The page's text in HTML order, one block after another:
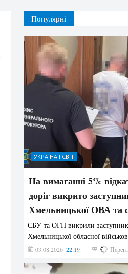
Популярні
УКРАЇНА І СВІТ
На вимаганні 5%
доріг викрито
Хмельницької ОВА та
СБУ та ОГП викрили
Хмельницької обласної
03.08.2026 22:19 829